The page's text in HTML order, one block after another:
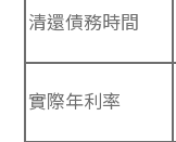
清還債務時間
實際年利率